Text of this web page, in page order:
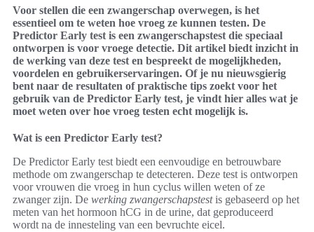
Voor stellen die een zwangerschap overwegen, is het
essentieel om te weten hoe vroeg ze kunnen testen. De
Predictor Early test is een zwangerschapstest die speciaal
ontworpen is voor vroege detectie. Dit artikel biedt inzicht in
de werking van deze test en bespreekt de mogelijkheden,
voordelen en gebruikerservaringen. Of je nu nieuwsgierig
bent naar de resultaten of praktische tips zoekt voor het
gebruik van de Predictor Early test, je vindt hier alles wat je
moet weten over hoe vroeg testen echt mogelijk is.
Wat is een Predictor Early test?
De Predictor Early test biedt een eenvoudige en betrouwbare
methode om zwangerschap te detecteren. Deze test is ontworpen
voor vrouwen die vroeg in hun cyclus willen weten of ze
zwanger zijn. De werking zwangerschapstestis gebaseerd op het
meten van het hormoon hCG in de urine, dat geproduceerd
wordt na de innesteling van een bevruchte eicel.